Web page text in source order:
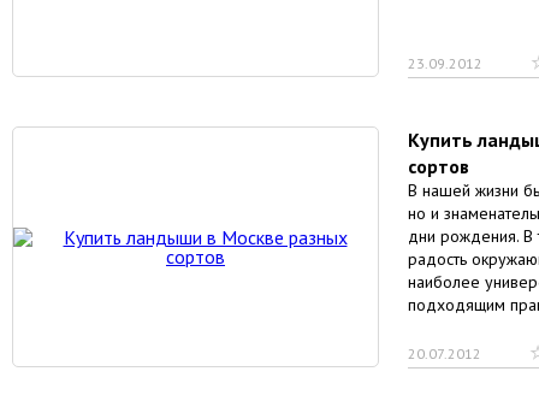
23.09.2012
Купить
сортов
В нашей жизни
но и
дни рождения. В
радость
наиболее
подходящим
20.07.2012